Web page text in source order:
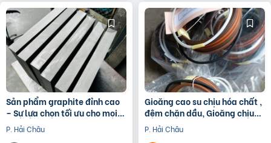
Sản phẩm graphite đỉnh cao
– Sự lựa chọn tối ưu cho mọi
ứng dụng
P. Hải Châu
Gioăng cao su chịu hóa chất ,
đệm chặn dầu, Gioăng chịu
nhiệt độ cao, Gioăng ViTon
FKM
P. Hải Châu